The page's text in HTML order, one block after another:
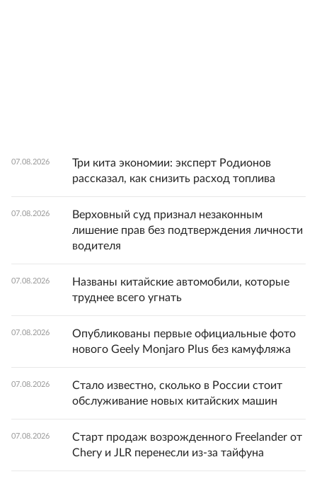
07.08.2026
Три кита экономии: эксперт Родионов
рассказал, как снизить расход топлива
07.08.2026
Верховный суд признал незаконным
лишение прав без подтверждения личности
водителя
07.08.2026
Названы китайские автомобили, которые
труднее всего угнать
07.08.2026
Опубликованы первые официальные фото
нового Geely Monjaro Plus без камуфляжа
07.08.2026
Стало известно, сколько в России стоит
обслуживание новых китайских машин
07.08.2026
Старт продаж возрожденного Freelander от
Chery и JLR перенесли из-за тайфуна